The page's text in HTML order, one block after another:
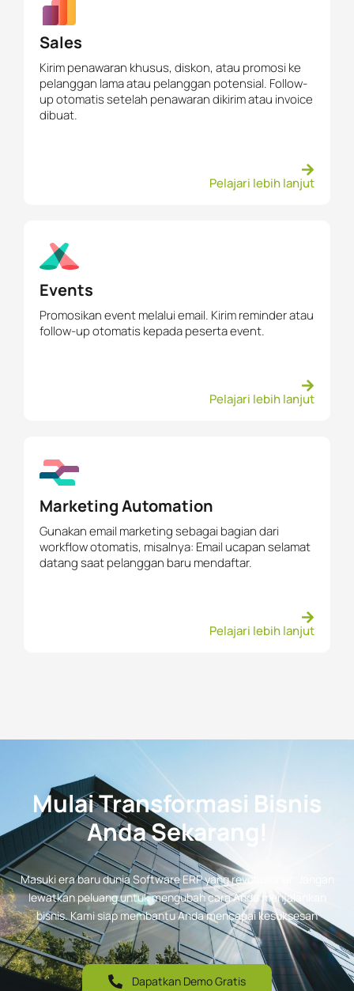
Sales
Kirim penawaran khusus, diskon, atau promosi ke
pelanggan lama atau pelanggan potensial. Follow-
up otomatis setelah penawaran dikirim atau invoice
dibuat.
Pelajari lebih lanjut
Events
Promosikan event melalui email. Kirim reminder atau
follow-up otomatis kepada peserta event.
Pelajari lebih lanjut
Marketing Automation
Gunakan email marketing sebagai bagian dari
workflow otomatis, misalnya: Email ucapan selamat
datang saat pelanggan baru mendaftar.
Pelajari lebih lanjut
Mulai Transformasi Bisnis
Anda Sekarang!
Masuki era baru dunia Software ERP yang revolusioner. Jangan
lewatkan peluang untuk mengubah cara Anda menjalankan
bisnis. Kami siap membantu Anda mencapai kesuksesan
Dapatkan Demo Gratis